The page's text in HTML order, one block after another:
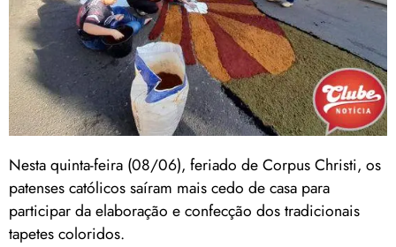
Nesta quinta-feira (08/06), feriado de Corpus Christi, os
patenses católicos saíram mais cedo de casa para
participar da elaboração e confecção dos tradicionais
tapetes coloridos.